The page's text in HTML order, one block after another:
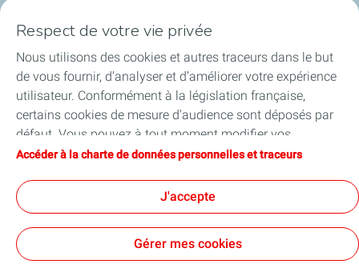
La société
Nos métiers
Soyez acteurs
Nos projets
Respect de votre vie privée
Nous utilisons des cookies et autres traceurs dans le but
de vous fournir, d’analyser et d’améliorer votre expérience
utilisateur. Conformément à la législation française,
certains cookies de mesure d'audience sont déposés par
défaut. Vous pouvez à tout moment modifier vos
paramètres de cookies en cliquant sur le bouton « Gérer
vous acceptez le dépôt de l’ensemble des cookies. Dans le
cas où vous cliquez sur « Je refuse », seuls les cookies
techniques nécessaires au bon fonctionnement du site
seront utilisés. Pour plus d’informations, vous pouvez
Accéder à la charte de données personnelles et traceurs
J'accepte
Gérer mes cookies